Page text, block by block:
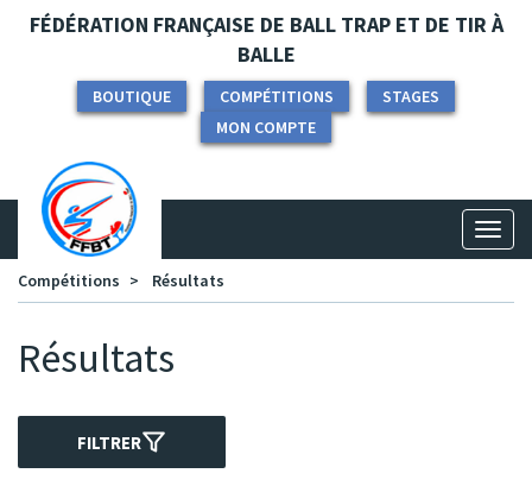
Panneau de gestion des cookies
FÉDÉRATION FRANÇAISE DE BALL TRAP ET DE TIR À
BALLE
BOUTIQUE COMPÉTITIONS
STAGES
MON COMPTE
Compétitions
Résultats
Résultats
FILTRER